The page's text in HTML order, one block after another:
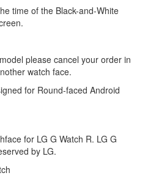
time of the Black-and-White
please cancel your order in
watch face.
for Round-faced Android
for LG G Watch R. LG G
by LG.